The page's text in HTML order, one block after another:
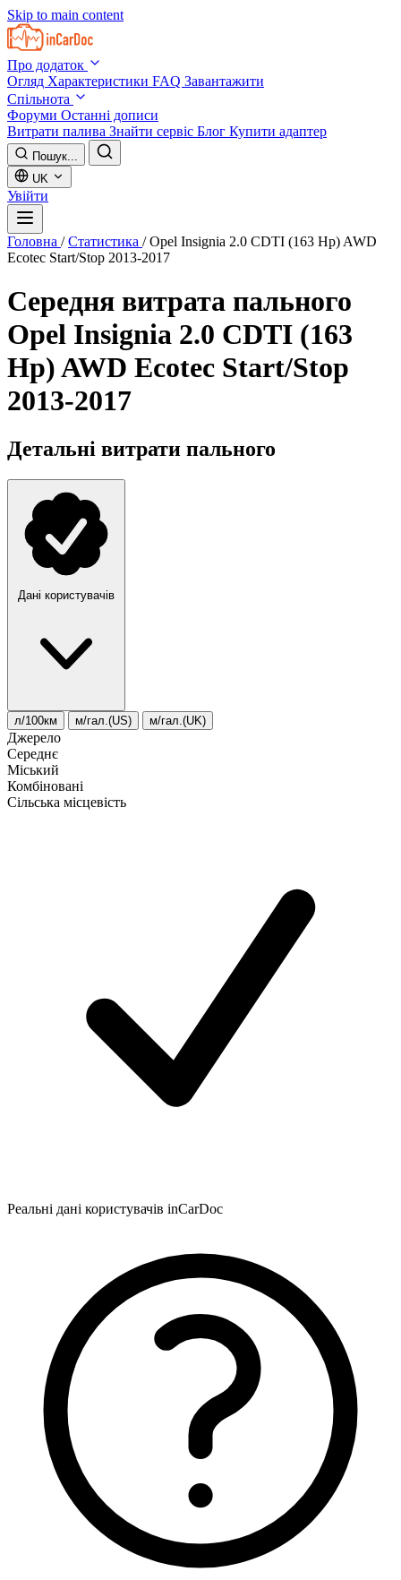
Skip to main content
Про додаток
Огляд Характеристики FAQ Завантажити
Спільнота
Форуми Останні дописи
Витрати палива Знайти сервіс Блог Купити адаптер
Пошук...
UK
Увійти
Головна / Статистика / Opel Insignia 2.0 CDTI (163 Hp) AWD
Ecotec Start/Stop 2013-2017
Середня витрата пального
Opel Insignia 2.0 CDTI (163
Hp) AWD Ecotec Start/Stop
2013-2017
Детальні витрати пального
Дані користувачів
л/100км м/гал.(US) м/гал.(UK)
Джерело
Середнє
Міський
Комбіновані
Сільська місцевість
Реальні дані користувачів inCarDoc